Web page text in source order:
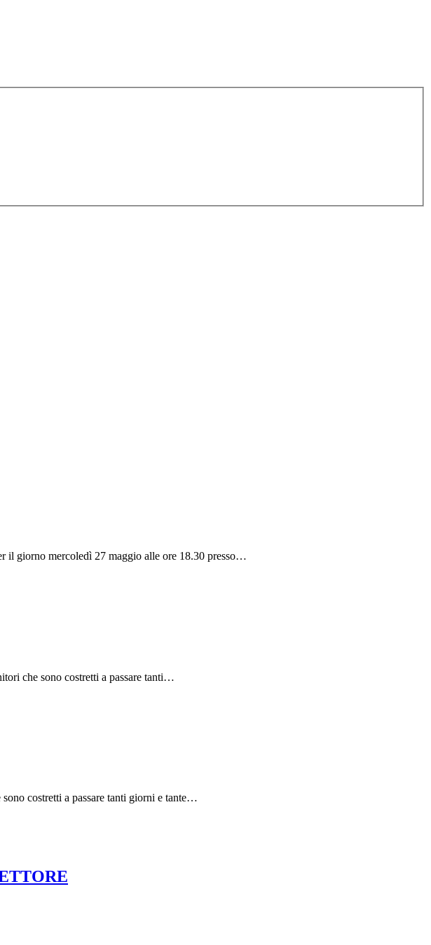
il giorno mercoledì 27 maggio alle ore 18.30 presso…
che sono costretti a passare tanti…
costretti a passare tanti giorni e tante…